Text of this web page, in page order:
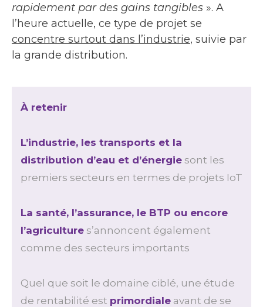
rapidement par des gains tangibles ». A
l’heure actuelle, ce type de projet se
concentre surtout dans l’industrie, suivie par
la grande distribution.
À retenir
L’industrie, les transports et la
distribution d’eau et d’énergie sont les
premiers secteurs en termes de projets IoT
La santé, l’assurance, le BTP ou encore
l’agriculture s’annoncent également
comme des secteurs importants
Quel que soit le domaine ciblé, une étude
de rentabilité est primordiale avant de se